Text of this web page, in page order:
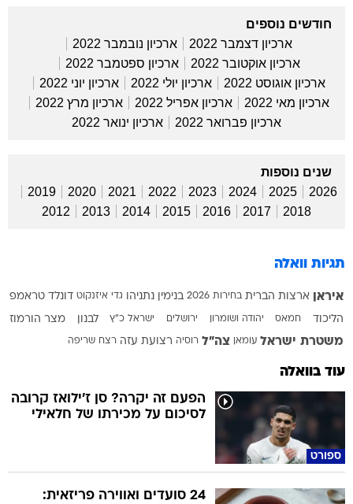
חודשים נוספים
ארכיון דצמבר 2022
ארכיון נובמבר 2022
ארכיון אוקטובר 2022
ארכיון ספטמבר 2022
ארכיון אוגוסט 2022
ארכיון יולי 2022
ארכיון יוני 2022
ארכיון מאי 2022
ארכיון אפריל 2022
ארכיון מרץ 2022
ארכיון פברואר 2022
ארכיון ינואר 2022
שנים נוספות
2026
2025
2024
2023
2022
2021
2020
2019
2018
2017
2016
2015
2014
2013
2012
תגיות וואלה
איראן ארצות הברית בחירות 2026 בנימין נתניהו גדי איזנקוט דונלד טראמפ
הליכוד חמאס יהודה ושומרון ירושלים ישראל כ"ץ לבנון מצר הורמוז
משטרת ישראל עומאן צה"ל רוסיה רצועת עזה רצח שריפה
עוד בוואלה
ספורט
הפעם זה יקרה? סן ז'ילואז קרובה
לסיכום על מכירתו של חלאילי
24 סועדים ואווירה פריזאית: